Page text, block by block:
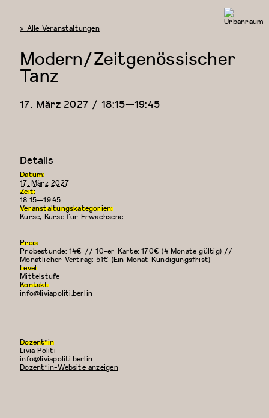
« Alle Veranstaltungen
Modern/Zeitgenössischer
Tanz
17. März 2027 / 18:15—19:45
Details
Datum:
17. März 2027
Zeit:
18:15—19:45
Veranstaltungskategorien:
Kurse, Kurse für Erwachsene
Dozent*in
Livia Politi
E-
Mail:
info@liviapoliti.berlin
Dozent*in-Website anzeigen
Preis
Probestunde: 14€ // 10-er Karte: 170€ (4 Monate gültig) //
Monatlicher Vertrag: 51€ (Ein Monat Kündigungsfrist)
Level
Mittelstufe
Kontakt
info@liviapoliti.berlin